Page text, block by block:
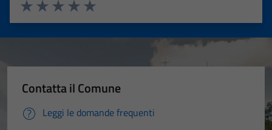
Valuta 5 stelle su 5
Valuta 4 stelle su 5
Valuta 3 stelle su 5
Valuta 2 stelle su 5
Valuta 1 stelle su 5
Contatta il Comune
Leggi le domande frequenti